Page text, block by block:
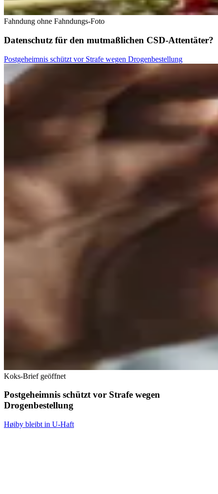
Fahndung ohne Fahndungs-Foto
Datenschutz für den mutmaßlichen CSD-Attentäter?
Postgeheimnis schützt vor Strafe wegen Drogenbestellung
Koks-Brief geöffnet
Postgeheimnis schützt vor Strafe wegen
Drogenbestellung
Høiby bleibt in U-Haft